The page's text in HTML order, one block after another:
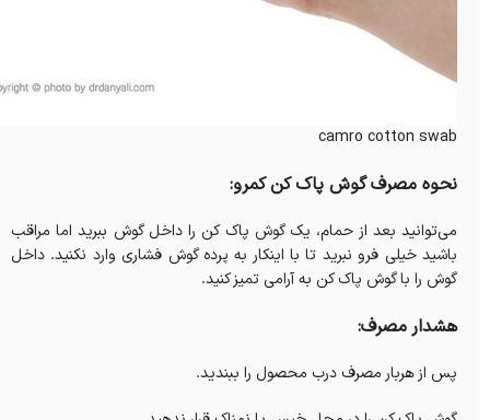
camro cotton swab
نحوه مصرف گوش پاک کن کمرو:
می‌توانید بعد از حمام، یک گوش پاک کن را داخل گوش ببرید اما مراقب
باشید خیلی فرو نبرید تا با اینکار به پرده گوش فشاری وارد نکنید. داخل
گوش را با گوش پاک کن به آرامی تمیز کنید.
هشدار مصرف:
پس از هربار مصرف درب محصول را ببندید.